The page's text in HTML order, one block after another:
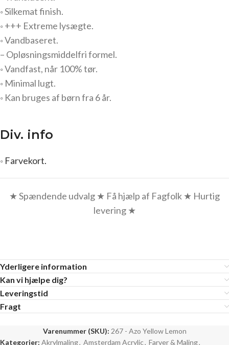
◦ Silkemat finish.
◦ +++ Extreme lysægte.
◦ Vandbaseret.
– Opløsningsmiddelfri formel.
◦ Vandfast, når 100% tør.
◦ Minimal lugt.
◦ Kan bruges af børn fra 6 år.
Div. info
◦ Farvekort.
★ Spændende udvalg ★ Få hjælp af Fagfolk ★ Hurtig
levering ★
Yderligere information
Kan vi hjælpe dig?
Leveringstid
Fragt
Varenummer (SKU): 267 - Azo Yellow Lemon
Kategorier: Akrylmaling, Amsterdam Acrylic, Farver & Maling,